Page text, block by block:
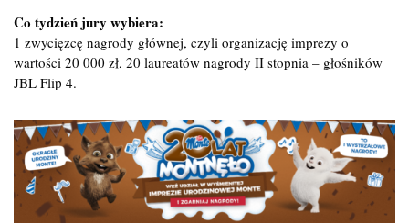
Co tydzień jury wybiera:
1 zwycięzcę nagrody głównej, czyli organizację imprezy o
wartości 20 000 zł, 20 laureatów nagrody II stopnia – głośników
JBL Flip 4.